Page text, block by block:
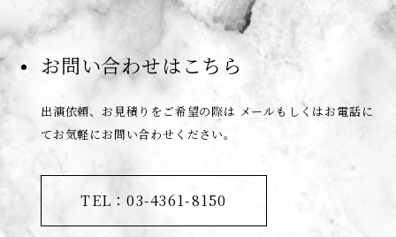
お問い合わせはこちら
出演依頼、お見積りをご希望の際は メールもしくはお電話に
てお気軽にお問い合わせください。
TEL：03-4361-8150